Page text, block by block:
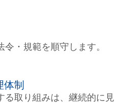
・規範を順守します。
制
る取り組みは、継続的に見